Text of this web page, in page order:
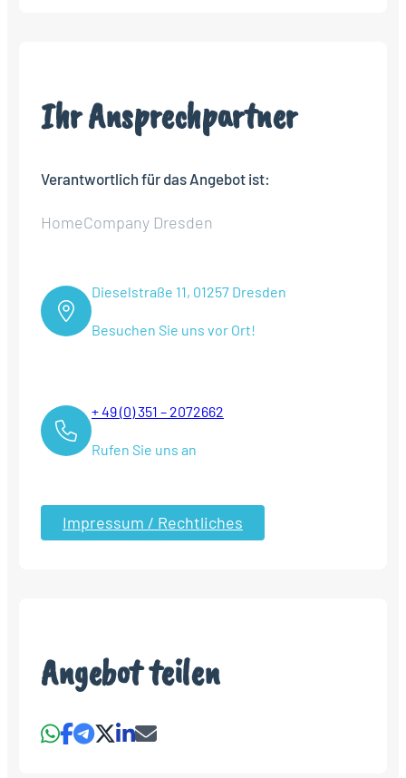
Ihr Ansprechpartner
Verantwortlich für das Angebot ist:
HomeCompany Dresden
Dieselstraße 11, 01257 Dresden
Besuchen Sie uns vor Ort!
+ 49 (0) 351 – 2072662
Rufen Sie uns an
Impressum / Rechtliches
Angebot teilen